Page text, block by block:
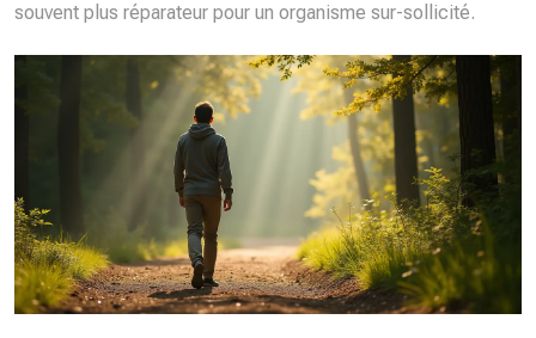
souvent plus réparateur pour un organisme sur-sollicité.